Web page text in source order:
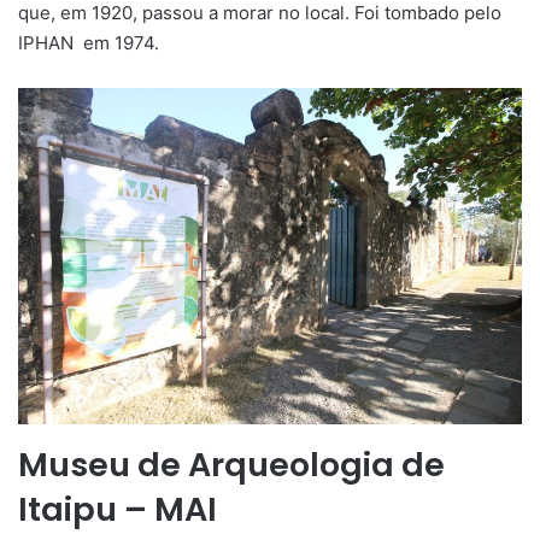
que, em 1920, passou a morar no local. Foi tombado pelo
IPHAN em 1974.
Museu de Arqueologia de
Itaipu – MAI